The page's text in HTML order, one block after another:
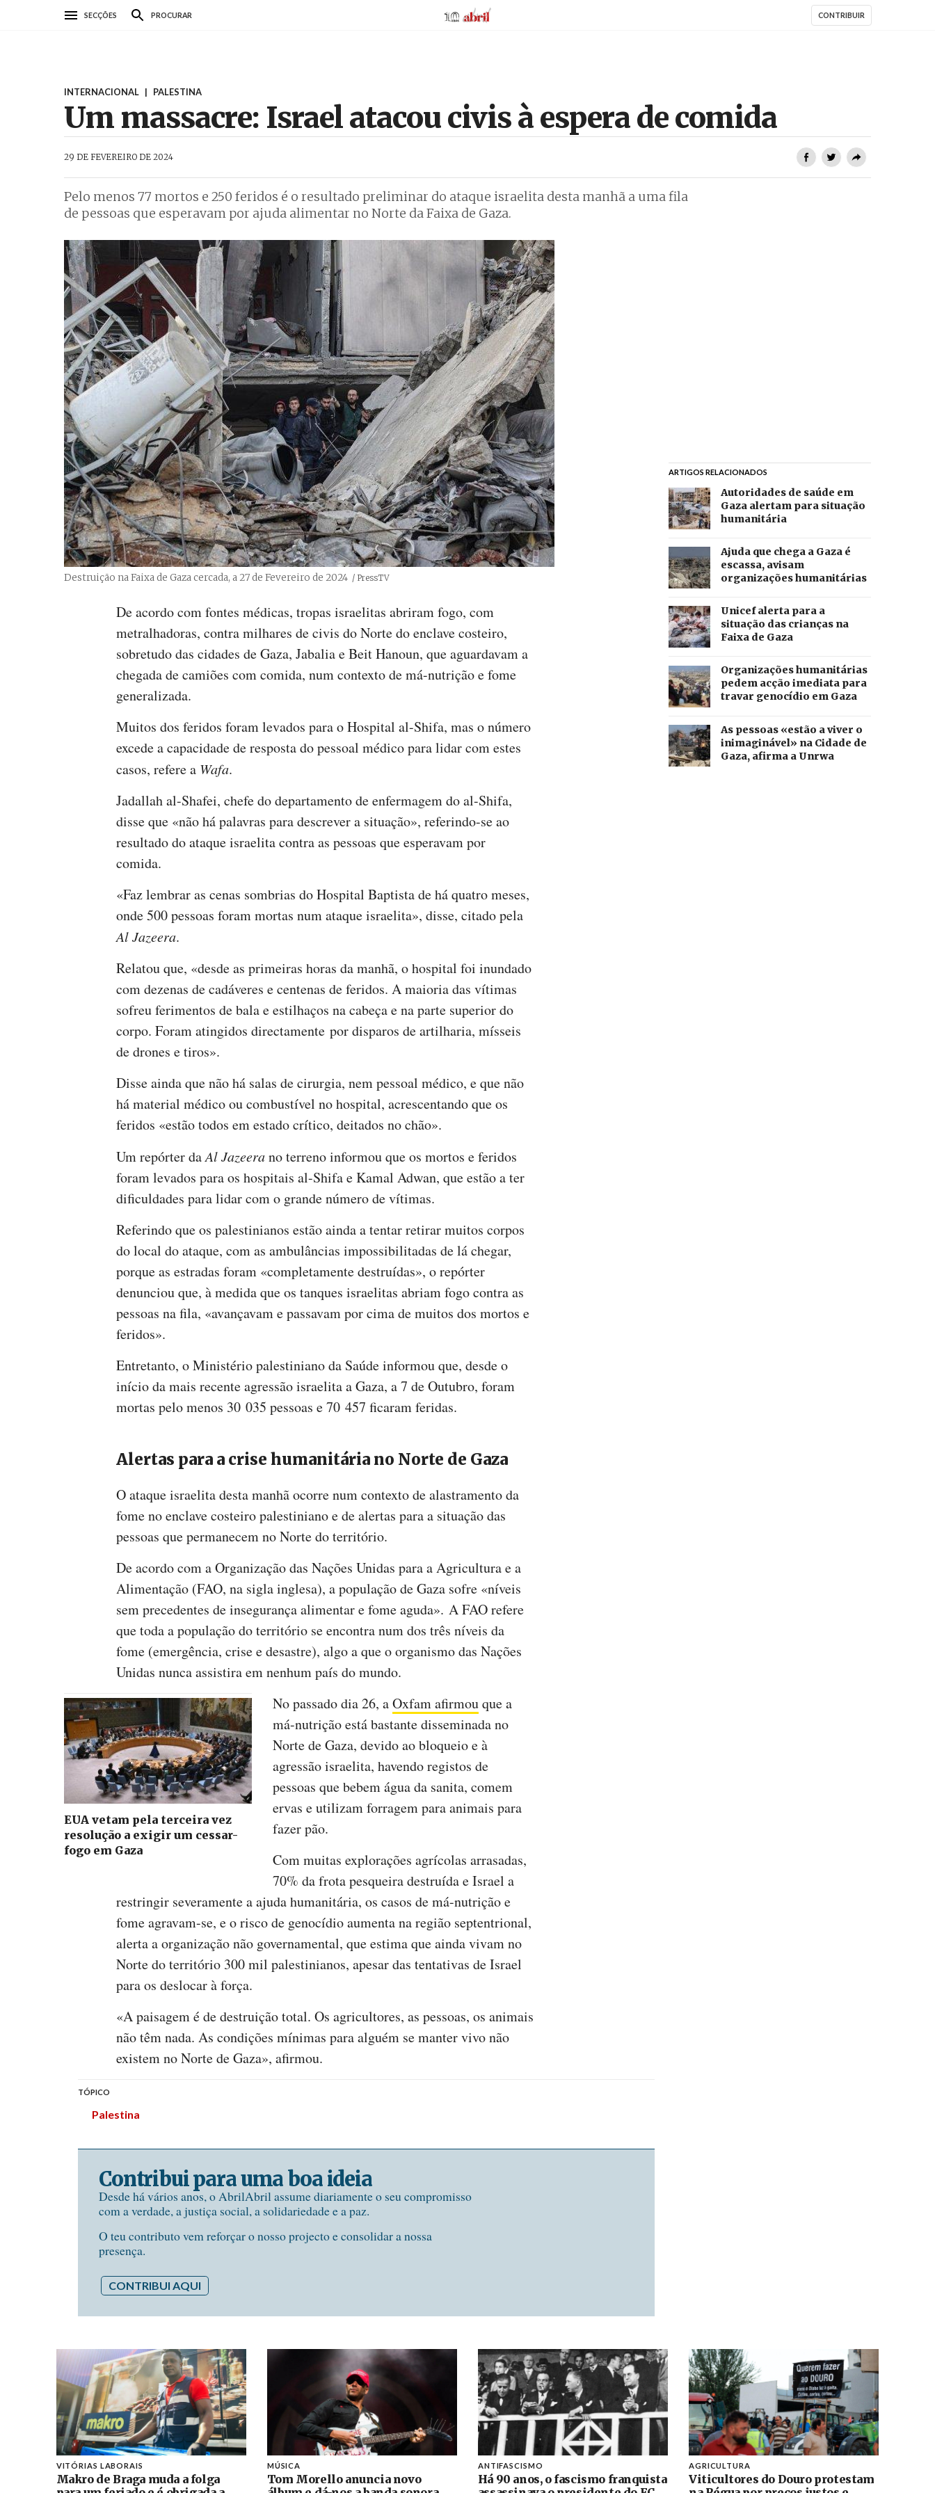
SECÇÕES PROCURAR AbrilAbril CONTRIBUIR
INTERNACIONAL | PALESTINA
Um massacre: Israel atacou civis à espera de comida
29 DE FEVEREIRO DE 2024
Pelo menos 77 mortos e 250 feridos é o resultado preliminar do ataque israelita desta manhã a uma fila
de pessoas que esperavam por ajuda alimentar no Norte da Faixa de Gaza.
Destruição na Faixa de Gaza cercada, a 27 de Fevereiro de 2024 Créditos
/ PressTV
De acordo com fontes médicas, tropas israelitas abriram fogo, com
metralhadoras, contra milhares de civis do Norte do enclave costeiro,
sobretudo das cidades de Gaza, Jabalia e Beit Hanoun, que aguardavam a
chegada de camiões com comida, num contexto de má-nutrição e fome
generalizada.
Muitos dos feridos foram levados para o Hospital al-Shifa, mas o número
excede a capacidade de resposta do pessoal médico para lidar com estes
casos, refere a Wafa.
Jadallah al-Shafei, chefe do departamento de enfermagem do al-Shifa,
disse que «não há palavras para descrever a situação», referindo-se ao
resultado do ataque israelita contra as pessoas que esperavam por
comida.
«Faz lembrar as cenas sombrias do Hospital Baptista de há quatro meses,
onde 500 pessoas foram mortas num ataque israelita», disse, citado pela
Al Jazeera.
Relatou que, «desde as primeiras horas da manhã, o hospital foi inundado
com dezenas de cadáveres e centenas de feridos. A maioria das vítimas
sofreu ferimentos de bala e estilhaços na cabeça e na parte superior do
corpo. Foram atingidos directamente por disparos de artilharia, mísseis
de drones e tiros».
Disse ainda que não há salas de cirurgia, nem pessoal médico, e que não
há material médico ou combustível no hospital, acrescentando que os
feridos «estão todos em estado crítico, deitados no chão».
Um repórter daAl Jazeerano terreno informou que os mortos e feridos
foram levados para os hospitais al-Shifa e Kamal Adwan, que estão a ter
dificuldades para lidar com o grande número de vítimas.
Referindo que os palestinianos estão ainda a tentar retirar muitos corpos
do local do ataque, com as ambulâncias impossibilitadas de lá chegar,
porque as estradas foram «completamente destruídas», o repórter
denunciou que, à medida que os tanques israelitas abriam fogo contra as
pessoas na fila, «avançavam e passavam por cima de muitos dos mortos e
feridos».
Entretanto, o Ministério palestiniano da Saúde informou que, desde o
início da mais recente agressão israelita a Gaza, a 7 de Outubro, foram
mortas pelo menos 30 035 pessoas e 70 457 ficaram feridas.
Alertas para a crise humanitária no Norte de Gaza
O ataque israelita desta manhã ocorre num contexto de alastramento da
fome no enclave costeiro palestiniano e de alertas para a situação das
pessoas que permanecem no Norte do território.
De acordo com a Organização das Nações Unidas para a Agricultura e a
Alimentação (FAO, na sigla inglesa), a população de Gaza sofre «níveis
sem precedentes de insegurança alimentar e fome aguda». A FAO refere
que toda a população do território se encontra num dos três níveis da
fome (emergência, crise e desastre), algo a que o organismo das Nações
Unidas nunca assistira em nenhum país do mundo.
EUA vetam pela terceira vez
resolução a exigir um cessar-
fogo em Gaza
No passado dia 26, aOxfam afirmouque a
má-nutrição está bastante disseminada no
Norte de Gaza, devido ao bloqueio e à
agressão israelita, havendo registos de
pessoas que bebem água da sanita, comem
ervas e utilizam forragem para animais para
fazer pão.
Com muitas explorações agrícolas arrasadas,
70% da frota pesqueira destruída e Israel a
restringir severamente a ajuda humanitária, os casos de má-nutrição e
fome agravam-se, e o risco de genocídio aumenta na região septentrional,
alerta a organização não governamental, que estima que ainda vivam no
Norte do território 300 mil palestinianos, apesar das tentativas de Israel
para os deslocar à força.
«A paisagem é de destruição total. Os agricultores, as pessoas, os animais
não têm nada. As condições mínimas para alguém se manter vivo não
existem no Norte de Gaza», afirmou.
TÓPICO
Palestina
Contribui para uma boa ideia
Desde há vários anos, o AbrilAbril assume diariamente o seu compromisso
com a verdade, a justiça social, a solidariedade e a paz.
O teu contributo vem reforçar o nosso projecto e consolidar a nossa
presença.
CONTRIBUI AQUI
ARTIGOS RELACIONADOS
Autoridades de saúde em
Gaza alertam para situação
humanitária
Ajuda que chega a Gaza é
escassa, avisam
organizações humanitárias
Unicef alerta para a
situação das crianças na
Faixa de Gaza
Organizações humanitárias
pedem acção imediata para
travar genocídio em Gaza
As pessoas «estão a viver o
inimaginável» na Cidade de
Gaza, afirma a Unrwa
VITÓRIAS LABORAIS
Makro de Braga muda a folga
MÚSICA
Tom Morello anuncia novo
ANTIFASCISMO
Há 90 anos, o fascismo franquista
AGRICULTURA
Viticultores do Douro protestam